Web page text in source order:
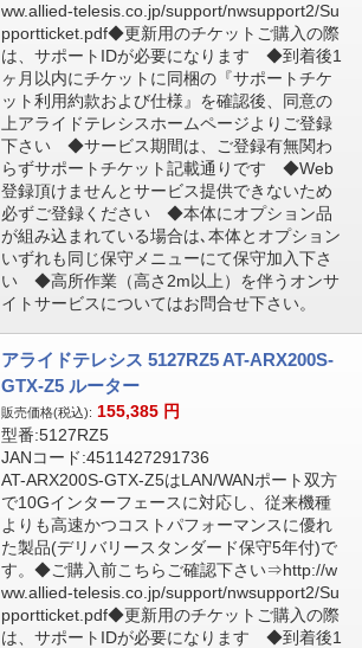
ww.allied-telesis.co.jp/support/nwsupport2/Su
pportticket.pdf◆更新用のチケットご購入の際
は、サポートIDが必要になります ◆到着後1
ヶ月以内にチケットに同梱の『サポートチケ
ット利用約款および仕様』を確認後、同意の
上アライドテレシスホームページよりご登録
下さい ◆サービス期間は、ご登録有無関わ
らずサポートチケット記載通りです ◆Web
登録頂けませんとサービス提供できないため
必ずご登録ください ◆本体にオプション品
が組み込まれている場合は､本体とオプション
いずれも同じ保守メニューにて保守加入下さ
い ◆高所作業（高さ2m以上）を伴うオンサ
イトサービスについてはお問合せ下さい。
アライドテレシス 5127RZ5 AT-ARX200S-
GTX-Z5 ルーター
販売価格(税込): 155,385 円
型番:5127RZ5
JANコード:4511427291736
AT-ARX200S-GTX-Z5はLAN/WANポート双方
で10Gインターフェースに対応し、従来機種
よりも高速かつコストパフォーマンスに優れ
た製品(デリバリースタンダード保守5年付)で
す。◆ご購入前こちらご確認下さい⇒http://w
ww.allied-telesis.co.jp/support/nwsupport2/Su
pportticket.pdf◆更新用のチケットご購入の際
は、サポートIDが必要になります ◆到着後1